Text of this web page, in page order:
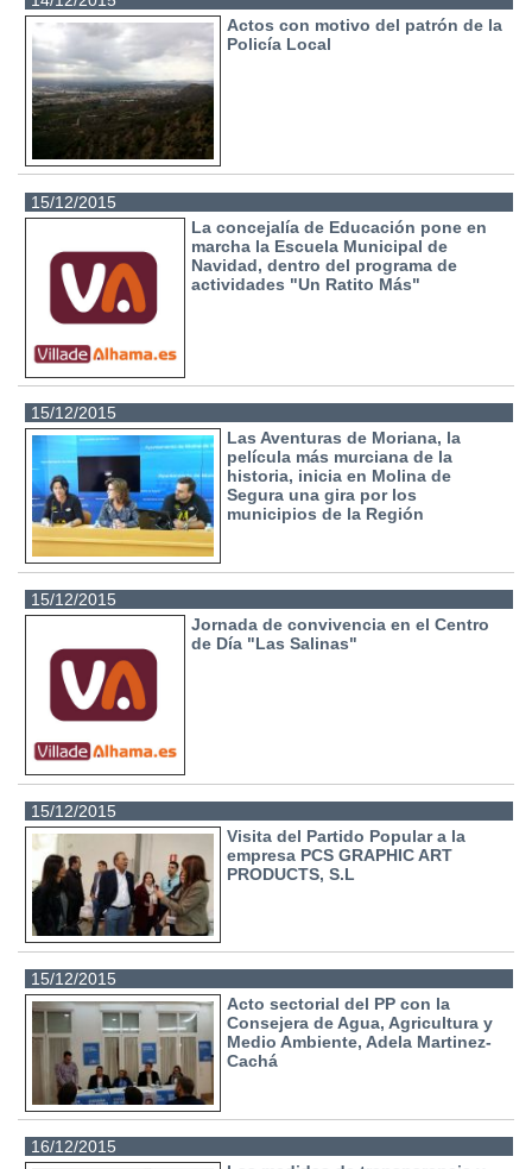
Actos con motivo del patrón de la
Policía Local
15/12/2015
La concejalía de Educación pone en
marcha la Escuela Municipal de
Navidad, dentro del programa de
actividades "Un Ratito Más"
15/12/2015
Las Aventuras de Moriana, la
película más murciana de la
historia, inicia en Molina de
Segura una gira por los
municipios de la Región
15/12/2015
Jornada de convivencia en el Centro
de Día "Las Salinas"
15/12/2015
Visita del Partido Popular a la
empresa PCS GRAPHIC ART
PRODUCTS, S.L
15/12/2015
Acto sectorial del PP con la
Consejera de Agua, Agricultura y
Medio Ambiente, Adela Martinez-
Cachá
16/12/2015